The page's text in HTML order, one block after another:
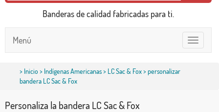
Banderas de calidad fabricadas para ti.
Toggle
navigation
Menú
> Inicio> Indígenas Americanas> LC Sac & Fox> personalizar
bandera LC Sac & Fox
Personaliza la bandera LC Sac & Fox